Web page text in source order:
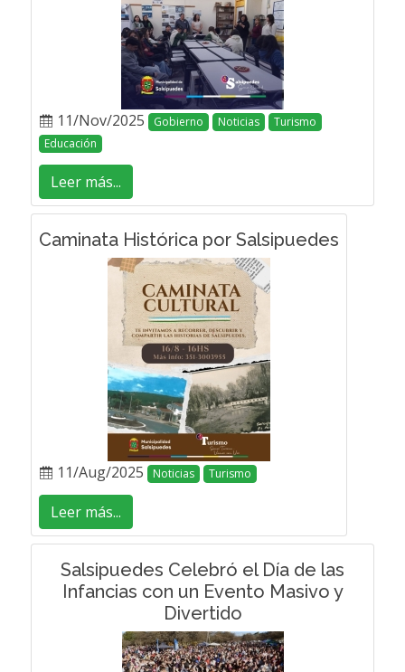
11/Nov/2025 Gobierno Noticias
Turismo
Educación
Leer más...
Caminata Histórica por Salsipuedes
11/Aug/2025 Noticias Turismo
Leer más...
Salsipuedes Celebró el Día de las
Infancias con un Evento Masivo y
Divertido